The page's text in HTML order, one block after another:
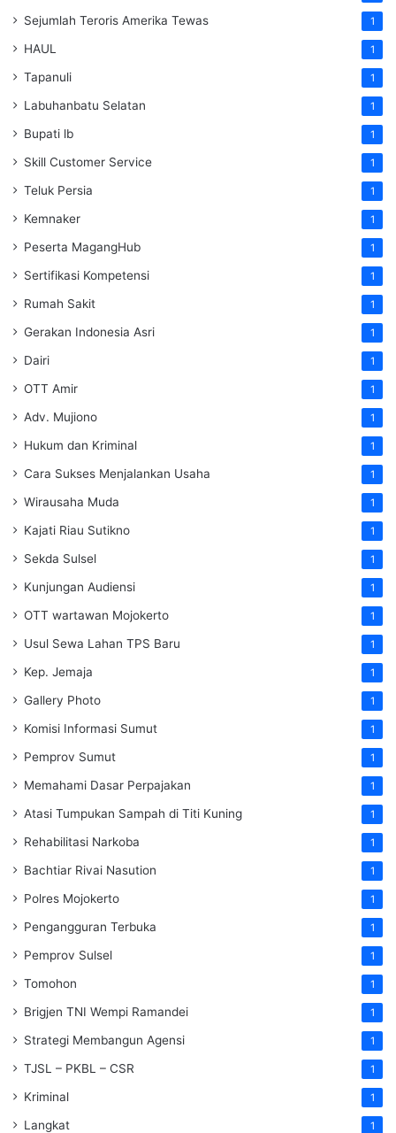
Sejumlah Teroris Amerika Tewas 1
HAUL 1
Tapanuli 1
Labuhanbatu Selatan 1
Bupati lb 1
Skill Customer Service 1
Teluk Persia 1
Kemnaker 1
Peserta MagangHub 1
Sertifikasi Kompetensi 1
Rumah Sakit 1
Gerakan Indonesia Asri 1
Dairi 1
OTT Amir 1
Adv. Mujiono 1
Hukum dan Kriminal 1
Cara Sukses Menjalankan Usaha 1
Wirausaha Muda 1
Kajati Riau Sutikno 1
Sekda Sulsel 1
Kunjungan Audiensi 1
OTT wartawan Mojokerto 1
Usul Sewa Lahan TPS Baru 1
Kep. Jemaja 1
Gallery Photo 1
Komisi Informasi Sumut 1
Pemprov Sumut 1
Memahami Dasar Perpajakan 1
Atasi Tumpukan Sampah di Titi Kuning 1
Rehabilitasi Narkoba 1
Bachtiar Rivai Nasution 1
Polres Mojokerto 1
Pengangguran Terbuka 1
Pemprov Sulsel 1
Tomohon 1
Brigjen TNI Wempi Ramandei 1
Strategi Membangun Agensi 1
TJSL – PKBL – CSR 1
Kriminal 1
Langkat 1